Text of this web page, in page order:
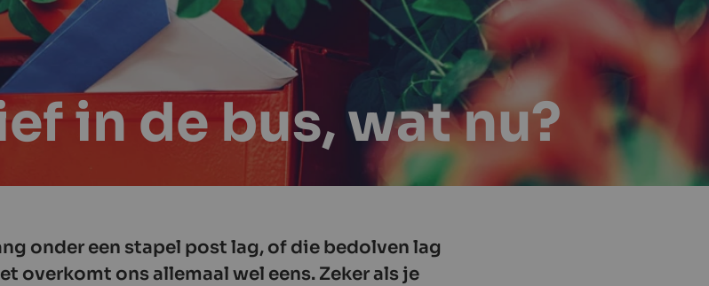
in de bus, wat nu?
onder een stapel post lag, of die bedolven lag
overkomt ons allemaal wel eens. Zeker als je